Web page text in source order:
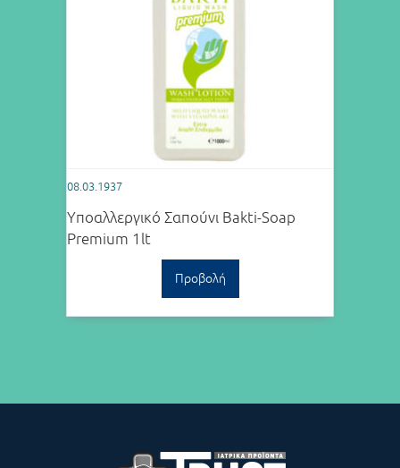
08.03.1937
Υποαλλεργικό Σαπούνι Bakti-Soap
Premium 1lt
Προβολή